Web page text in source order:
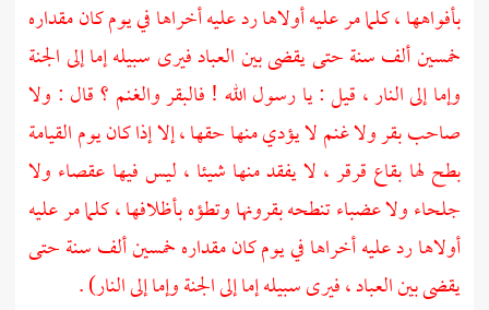
بأفواهها ، كلما مر عليه أولاها رد عليه أخراها في يوم كان مقداره
خمسين ألف سنة حتى يقضى بين العباد فيرى سبيله إما إلى الجنة
وإما إلى النار ، قيل : يا رسول الله ! فالبقر والغنم ؟ قال : ولا
صاحب بقر ولا غنم لا يؤدي منها حقها ، إلا إذا كان يوم القيامة
بطح لها بقاع قرقر ، لا يفقد منها شيئا ، ليس فيها عقصاء ولا
جلحاء ولا عضباء تنطحه بقرونها وتطؤه بأظلافها ، كلما مر عليه
أولاها رد عليه أخراها في يوم كان مقداره خمسين ألف سنة حتى
يقضى بين العباد ، فيرى سبيله إما إلى الجنة وإما إلى النار) .